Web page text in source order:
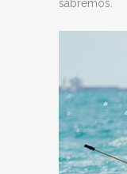
sabremos.